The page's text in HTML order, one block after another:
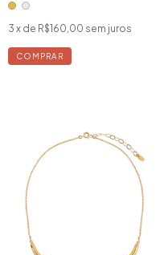
3 x de R$160,00 sem juros
COMPRAR